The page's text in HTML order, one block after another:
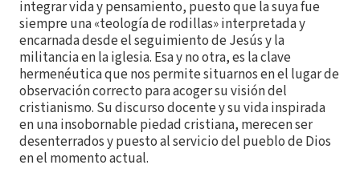
integrar vida y pensamiento, puesto que la suya fue
siempre una «teología de rodillas» interpretada y
encarnada desde el seguimiento de Jesús y la
militancia en la iglesia. Esa y no otra, es la clave
hermenéutica que nos permite situarnos en el lugar de
observación correcto para acoger su visión del
cristianismo. Su discurso docente y su vida inspirada
en una insobornable piedad cristiana, merecen ser
desenterrados y puesto al servicio del pueblo de Dios
en el momento actual.